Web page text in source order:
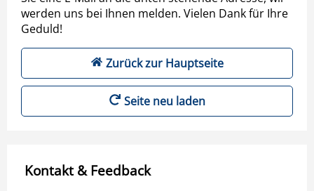
werden uns bei Ihnen melden. Vielen Dank für Ihre
Geduld!
Zurück zur Hauptseite
Seite neu laden
Kontakt & Feedback